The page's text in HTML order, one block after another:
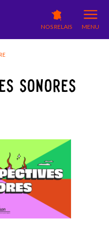
NOS RELAIS MENU
SONORES